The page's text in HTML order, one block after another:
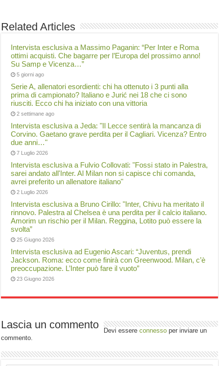
Related Articles
Intervista esclusiva a Massimo Paganin: “Per Inter e Roma
ottimi acquisti. Che bagarre per l’Europa del prossimo anno!
Su Samp e Vicenza…”
5 giorni ago
Serie A, allenatori esordienti: chi ha ottenuto i 3 punti alla
prima di campionato? Italiano e Jurić nei 18 che ci sono
riusciti. Ecco chi ha iniziato con una vittoria
2 settimane ago
Intervista esclusiva a Jeda: "Il Lecce sentirà la mancanza di
Corvino. Gaetano grave perdita per il Cagliari. Vicenza? Entro
due anni…"
7 Luglio 2026
Intervista esclusiva a Fulvio Collovati: "Fossi stato in Palestra,
sarei andato all'Inter. Al Milan non si capisce chi comanda,
avrei preferito un allenatore italiano"
2 Luglio 2026
Intervista esclusiva a Bruno Cirillo: "Inter, Chivu ha meritato il
rinnovo. Palestra al Chelsea è una perdita per il calcio italiano.
Amorim un rischio per il Milan. Reggina, Lotito può essere la
svolta”
25 Giugno 2026
Intervista esclusiva ad Eugenio Ascari: “Juventus, prendi
Jackson. Roma: ecco come finirà con Greenwood. Milan, c’è
preoccupazione. L’Inter può fare il vuoto”
23 Giugno 2026
Lascia un commento Devi essereconnesso per inviare un
commento.